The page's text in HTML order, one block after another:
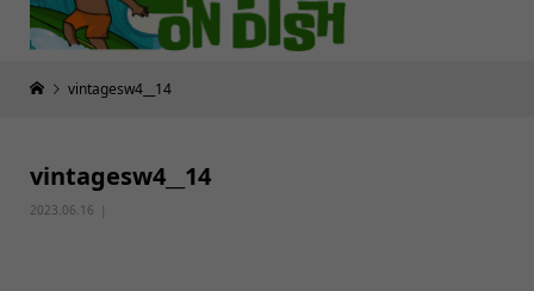
vintagesw4__14
vintagesw4__14
2023.06.16